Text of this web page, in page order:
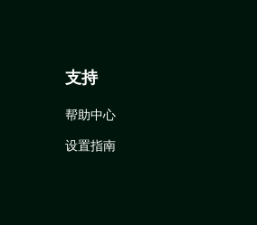
支持
帮助中心
设置指南